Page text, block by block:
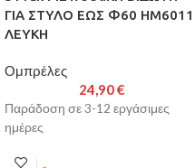
ΓΙΑ ΣΤΥΛΟ ΕΩΣ Φ60 HM6011
ΛΕΥΚΗ
Ομπρέλες
24,90€
Παράδοση σε 3-12 εργάσιμες
ημέρες